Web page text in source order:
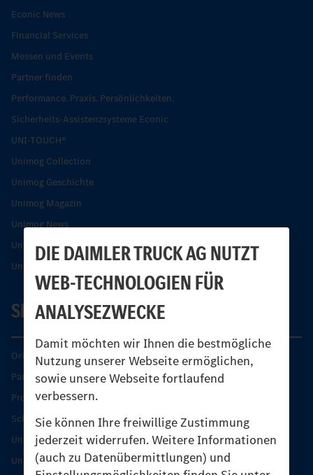
DIE DAIMLER TRUCK AG NUTZT
WEB-TECHNOLOGIEN FÜR
ANALYSEZWECKE
Damit möchten wir Ihnen die bestmögliche
Nutzung unserer Webseite ermöglichen,
sowie unsere Webseite fortlaufend
verbessern.
Sie können Ihre freiwillige Zustimmung
jederzeit widerrufen. Weitere Informationen
(auch zu Datenübermittlungen) und
Econic News
Financial Services
Messen und Events
Partner finden
Performance. Praxis. Persönlichkeiten.
Sicherheits-Assistenzsysteme Econic
UNI-TOUCH®
Unimog Collection
Unimog Geschichte
Unimog Magazin
Unimog News
Unimog Partner-Portal
Unimog Sicherheit
SERVICE
Original-Teile
Partner finden
Produkt-Highlights
Schutz und Werterhalt
Unimog Serviceangebot
Unimog Servicetage